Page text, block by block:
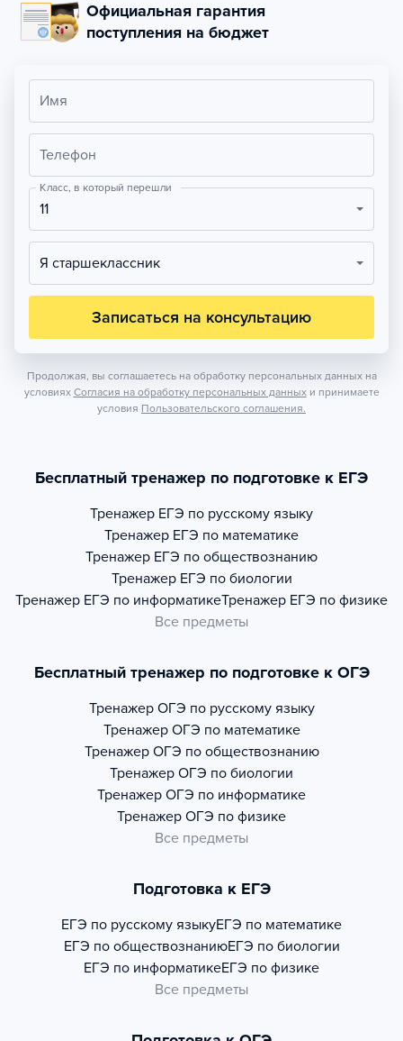
Официальная гарантия
поступления на бюджет
Имя
Телефон
Класс, в который перешли
11
Я старшеклассник
Записаться на консультацию
Продолжая, вы соглашаетесь на обработку персональных данных на
условиях Согласия на обработку персональных данных и принимаете
условия Пользовательского соглашения.
Бесплатный тренажер по подготовке к ЕГЭ
Тренажер ЕГЭ по русскому языку
Тренажер ЕГЭ по математике
Тренажер ЕГЭ по обществознанию
Тренажер ЕГЭ по биологии
Тренажер ЕГЭ по информатикеТренажер ЕГЭ по физике
Все предметы
Бесплатный тренажер по подготовке к ОГЭ
Тренажер ОГЭ по русскому языку
Тренажер ОГЭ по математике
Тренажер ОГЭ по обществознанию
Тренажер ОГЭ по биологии
Тренажер ОГЭ по информатике
Тренажер ОГЭ по физике
Все предметы
Подготовка к ЕГЭ
ЕГЭ по русскому языкуЕГЭ по математике
ЕГЭ по обществознаниюЕГЭ по биологии
ЕГЭ по информатикеЕГЭ по физике
Все предметы